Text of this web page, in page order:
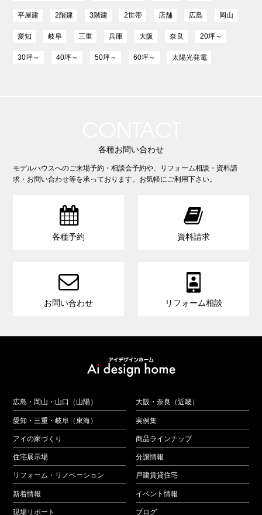
平屋建 2階建 3階建 2世帯 店舗 広島 岡山
愛知 岐阜 三重 兵庫 大阪 奈良 20坪～
30坪～ 40坪～ 50坪～ 60坪～ 太陽光発電
各種お問い合わせ
モデルハウスへのご来場予約・相談会予約や、リフォーム相談・資料請
求・お問い合わせ等を承っております。お気軽にご利用下さい。

各種予約

資料請求

お問い合わせ

リフォーム相談
広島・岡山・山口（山陽） 大阪・奈良（近畿）
愛知・三重・岐阜（東海） 実例集
アイの家づくり 商品ラインナップ
住宅展示場 分譲情報
リフォーム・リノベーション 戸建賃貸住宅
新着情報 イベント情報
現場リポート ブログ